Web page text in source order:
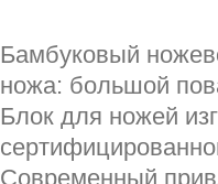
Бамбуковый
ножа: большой
Блок для ножей
Современный